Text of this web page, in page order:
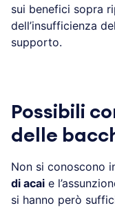
sui benefici sopra
dell’insufficienza
supporto.
Possibili
delle
Non si conoscono
di acai e
si hanno però